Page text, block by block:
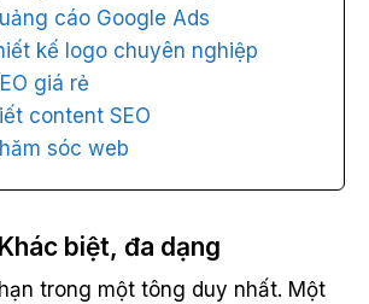
cáo Google Ads
kế logo chuyên nghiệp
giá rẻ
content SEO
sóc web
biệt, đa dạng
trong một tông duy nhất. Một